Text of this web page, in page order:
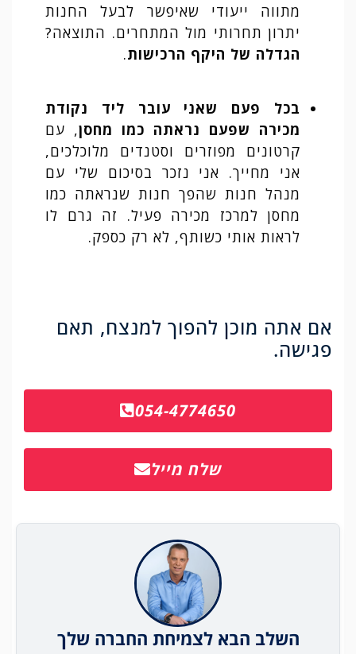
מתווה ייעודי שאיפשר לבעל החנות
יתרון תחרותי מול המתחרים. התוצאה?
הגדלה של היקף הרכישות.
בכל פעם שאני עובר ליד נקודת
מכירה שפעם נראתה כמו מחסן, עם
קרטונים מפוזרים וסטנדים מלוכלכים,
אני מחייך. אני נזכר בסיכום שלי עם
מנהל חנות שהפך חנות שנראתה כמו
מחסן למרכז מכירה פעיל. זה גרם לו
לראות אותי כשותף, לא רק כספק.
אם אתה מוכן להפוך למנצח, תאם
פגישה.
054-4774650
שלח מייל
השלב הבא לצמיחת החברה שלך